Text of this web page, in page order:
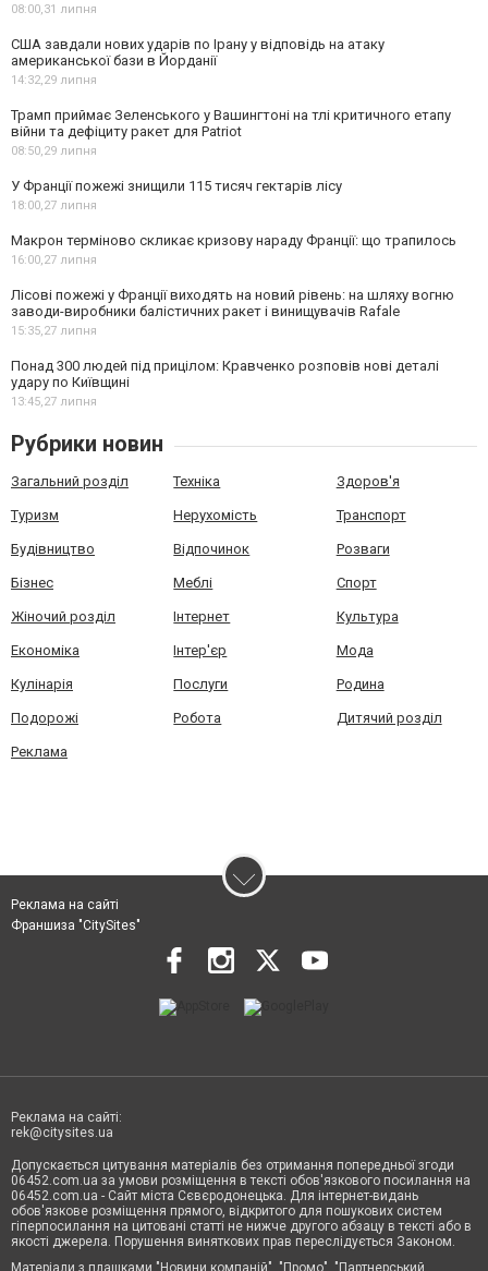
08:00,31 липня
США завдали нових ударів по Ірану у відповідь на атаку
американської бази в Йорданії
14:32,29 липня
Трамп приймає Зеленського у Вашингтоні на тлі критичного етапу
війни та дефіциту ракет для Patriot
08:50,29 липня
У Франції пожежі знищили 115 тисяч гектарів лісу
18:00,27 липня
Макрон терміново скликає кризову нараду Франції: що трапилось
16:00,27 липня
Лісові пожежі у Франції виходять на новий рівень: на шляху вогню
заводи-виробники балістичних ракет і винищувачів Rafale
15:35,27 липня
Понад 300 людей під прицілом: Кравченко розповів нові деталі
удару по Київщині
13:45,27 липня
Рубрики новин
Загальний розділ Техніка Здоров'я
Туризм Нерухомість Транспорт
Будівництво Відпочинок Розваги
Бізнес Меблі Спорт
Жіночий розділ Інтернет Культура
Економіка Інтер'єр Мода
Кулінарія Послуги Родина
Подорожі Робота Дитячий розділ
Реклама
Реклама на сайті
Франшиза "CitySites"
Реклама на сайті:
rek@citysites.ua
Допускається цитування матеріалів без отримання попередньої згоди
06452.com.ua за умови розміщення в тексті обов'язкового посилання на
06452.com.ua - Сайт міста Сєвєродонецька. Для інтернет-видань
обов'язкове розміщення прямого, відкритого для пошукових систем
гіперпосилання на цитовані статті не нижче другого абзацу в тексті або в
якості джерела. Порушення виняткових прав переслідується Законом.